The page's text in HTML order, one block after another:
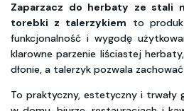
Zaparzacz do herbaty ze stali
torebki z talerzykiem to
funkcjonalność i wygodę
klarowne parzenie liściastej
dłonie, a talerzyk pozwala
To praktyczny, estetyczny i trwały